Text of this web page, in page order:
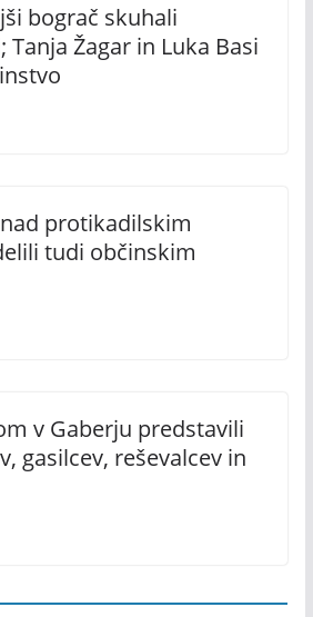
bograč skuhali
Tanja Žagar in Luka Basi
protikadilskim
tudi občinskim
v Gaberju predstavili
gasilcev, reševalcev in